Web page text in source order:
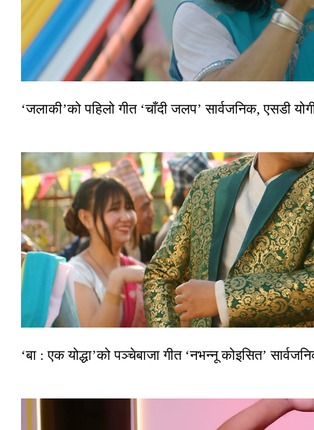
‘जलाकी’को पहिलो गीत ‘चाँदी जलप’ सार्वजनिक, एसडी
‘बा : एक योद्धा’को पञ्चेबाजा गीत ‘नभन्नू कोइसित’